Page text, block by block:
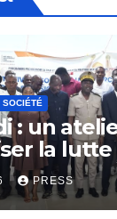
SOCIÉTÉ
: un
la lutte
PRESS